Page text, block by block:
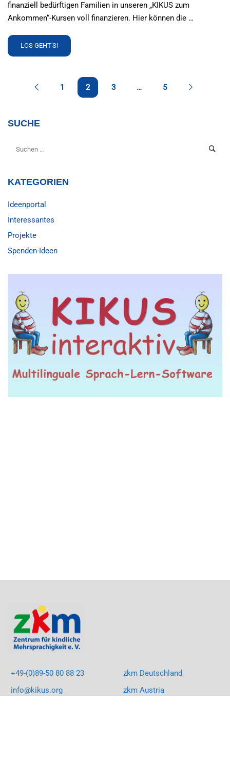
finanziell bedürftigen Familien in unseren „KIKUS zum
Ankommen“-Kursen voll finanzieren. Hier können die …
READ
MORE
GROSSE
AKTION
LOS GEHT'S!
1 2 3 … 5
SUCHE
KATEGORIEN
Ideenportal
Interessantes
Projekte
Spenden-Ideen
+49-(0)89-50 80 88 23
zkm Deutschland
info@kikus.org
zkm Austria